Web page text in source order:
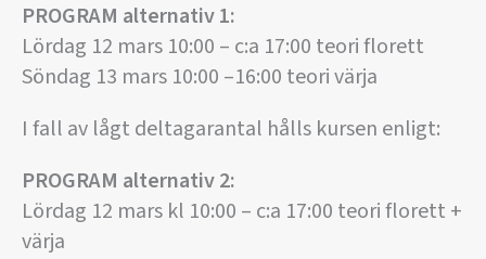
PROGRAM alternativ 1:
Lördag 12 mars 10:00 – c:a 17:00 teori florett
Söndag 13 mars 10:00 –16:00 teori värja
I fall av lågt deltagarantal hålls kursen enligt:
PROGRAM alternativ 2:
Lördag 12 mars kl 10:00 – c:a 17:00 teori florett +
värja